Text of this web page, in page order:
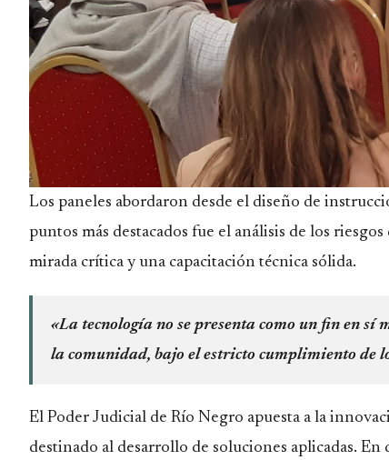
Los paneles abordaron desde el diseño de
puntos más destacados fue el análisis de los
mirada crítica y una capacitación técnica sólida.
«La tecnología no se presenta como un fin en
la comunidad, bajo el estricto cumplimiento de
El Poder Judicial de Río Negro apuesta a la
destinado al desarrollo de soluciones aplicadas.